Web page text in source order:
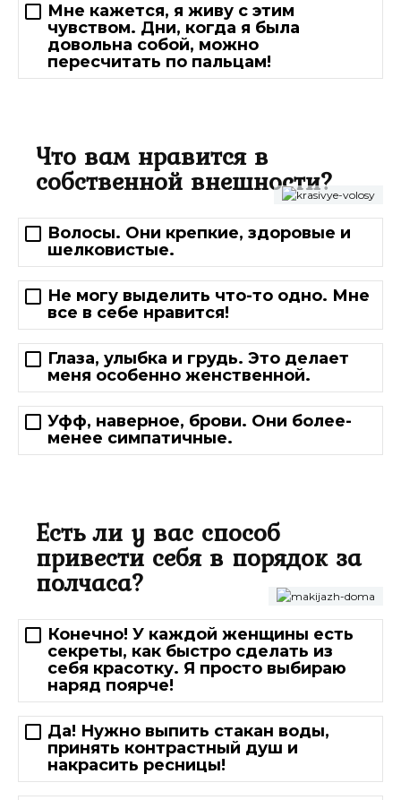
Мне кажется, я живу с этим
чувством. Дни, когда я была
довольна собой, можно
пересчитать по пальцам!
Что вам нравится в
собственной внешности?
Волосы. Они крепкие, здоровые и
шелковистые.
Не могу выделить что-то одно. Мне
все в себе нравится!
Глаза, улыбка и грудь. Это делает
меня особенно женственной.
Уфф, наверное, брови. Они более-
менее симпатичные.
Есть ли у вас способ
привести себя в порядок за
полчаса?
Конечно! У каждой женщины есть
секреты, как быстро сделать из
себя красотку. Я просто выбираю
наряд поярче!
Да! Нужно выпить стакан воды,
принять контрастный душ и
накрасить ресницы!